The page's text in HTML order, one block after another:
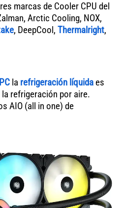
marcas de Cooler CPU del
Arctic Cooling, NOX,
, DeepCool, Thermalright,
la refrigeración líquida es
refrigeración por aire.
AIO (all in one) de